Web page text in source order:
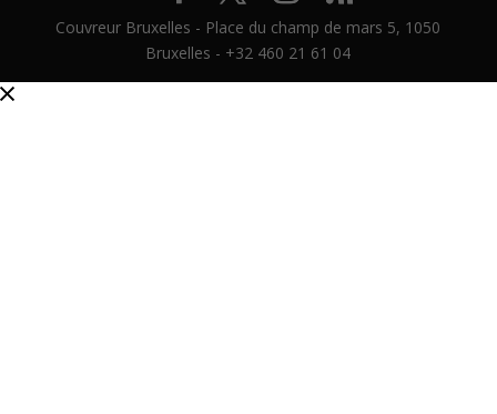
Couvreur Bruxelles - Place du champ de mars 5, 1050
Bruxelles - +32 460 21 61 04